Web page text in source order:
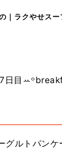
｜ラクやせスー
日目
グルトパンケ